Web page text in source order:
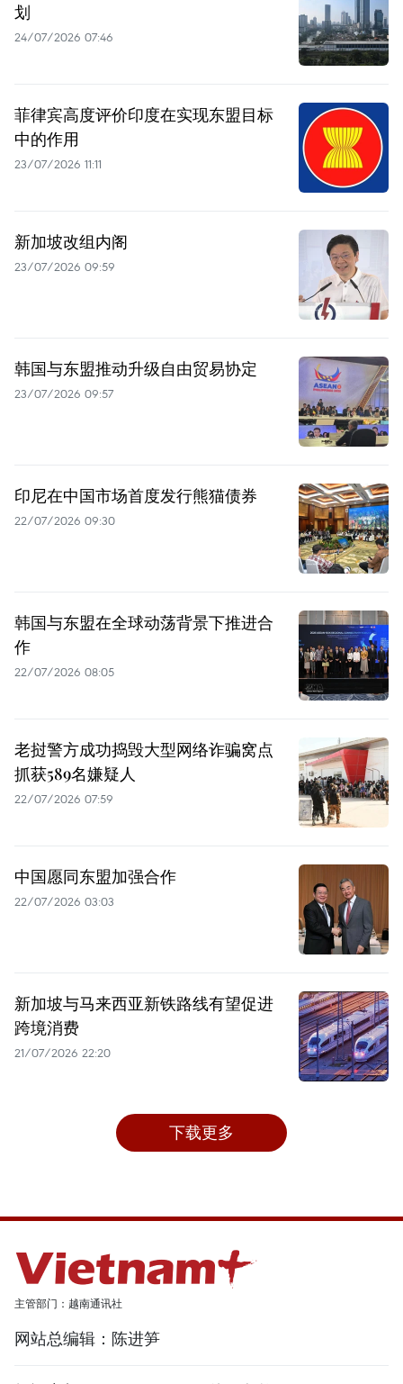
划
24/07/2026 07:46
菲律宾高度评价印度在实现东盟目标
中的作用
23/07/2026 11:11
新加坡改组内阁
23/07/2026 09:59
韩国与东盟推动升级自由贸易协定
23/07/2026 09:57
印尼在中国市场首度发行熊猫债券
22/07/2026 09:30
韩国与东盟在全球动荡背景下推进合
作
22/07/2026 08:05
老挝警方成功捣毁大型网络诈骗窝点
抓获589名嫌疑人
22/07/2026 07:59
中国愿同东盟加强合作
22/07/2026 03:03
新加坡与马来西亚新铁路线有望促进
跨境消费
21/07/2026 22:20
下载更多
主管部门：越南通讯社
网站总编辑：陈进笋